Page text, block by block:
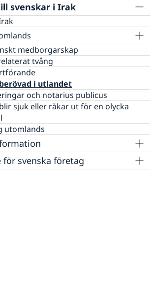
svenskar i Irak
pass i Irak
pass
ID-kort
medborgarskap
tvång
i utlandet
och notarius publicus
sjuk eller råkar ut för en olycka
utomlands
reseinformation
för svenska företag